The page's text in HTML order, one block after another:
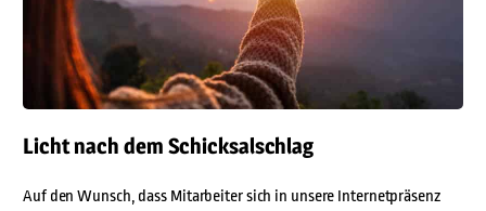
Licht nach dem Schicksalschlag
Auf den Wunsch, dass Mitarbeiter sich in unsere Internetpräsenz